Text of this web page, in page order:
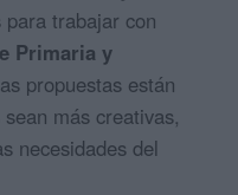
para trabajar con
Primaria y
propuestas están
más creativas,
necesidades del